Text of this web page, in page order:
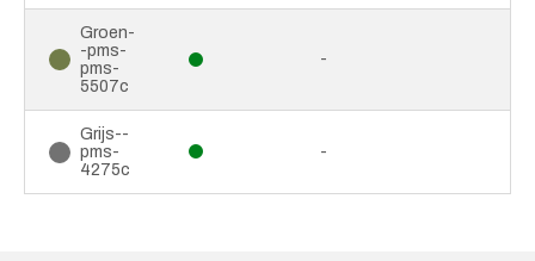
Groen-
-pms-
pms-
5507c
-
Grijs--
pms-
4275c
-